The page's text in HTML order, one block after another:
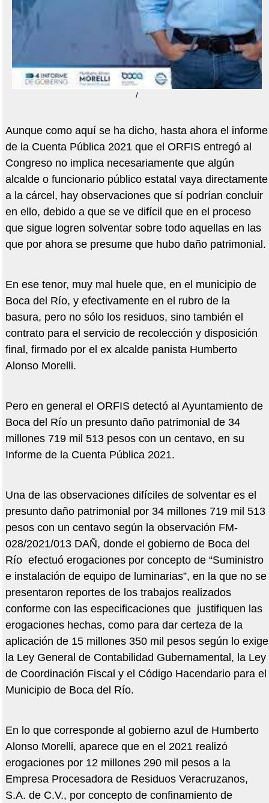
/
Aunque como aquí se ha dicho, hasta ahora el informe
de la Cuenta Pública 2021 que el ORFIS entregó al
Congreso no implica necesariamente que algún
alcalde o funcionario público estatal vaya directamente
a la cárcel, hay observaciones que sí podrían concluir
en ello, debido a que se ve difícil que en el proceso
que sigue logren solventar sobre todo aquellas en las
que por ahora se presume que hubo daño patrimonial.
En ese tenor, muy mal huele que, en el municipio de
Boca del Río, y efectivamente en el rubro de la
basura, pero no sólo los residuos, sino también el
contrato para el servicio de recolección y disposición
final, firmado por el ex alcalde panista Humberto
Alonso Morelli.
Pero en general el ORFIS detectó al Ayuntamiento de
Boca del Río un presunto daño patrimonial de 34
millones 719 mil 513 pesos con un centavo, en su
Informe de la Cuenta Pública 2021.
Una de las observaciones difíciles de solventar es el
presunto daño patrimonial por 34 millones 719 mil 513
pesos con un centavo según la observación FM-
028/2021/013 DAÑ, donde el gobierno de Boca del
Río efectuó erogaciones por concepto de “Suministro
e instalación de equipo de luminarias”, en la que no se
presentaron reportes de los trabajos realizados
conforme con las especificaciones que justifiquen las
erogaciones hechas, como para dar certeza de la
aplicación de 15 millones 350 mil pesos según lo exige
la Ley General de Contabilidad Gubernamental, la Ley
de Coordinación Fiscal y el Código Hacendario para el
Municipio de Boca del Río.
En lo que corresponde al gobierno azul de Humberto
Alonso Morelli, aparece que en el 2021 realizó
erogaciones por 12 millones 290 mil pesos a la
Empresa Procesadora de Residuos Veracruzanos,
S.A. de C.V., por concepto de confinamiento de